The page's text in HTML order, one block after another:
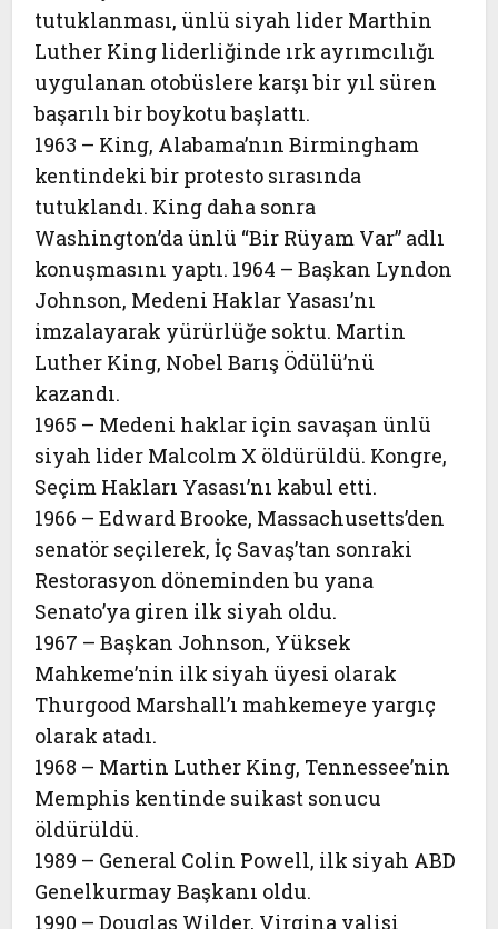
tutuklanması, ünlü siyah lider Marthin
Luther King liderliğinde ırk ayrımcılığı
uygulanan otobüslere karşı bir yıl süren
başarılı bir boykotu başlattı.
1963 – King, Alabama’nın Birmingham
kentindeki bir protesto sırasında
tutuklandı. King daha sonra
Washington’da ünlü “Bir Rüyam Var” adlı
konuşmasını yaptı. 1964 – Başkan Lyndon
Johnson, Medeni Haklar Yasası’nı
imzalayarak yürürlüğe soktu. Martin
Luther King, Nobel Barış Ödülü’nü
kazandı.
1965 – Medeni haklar için savaşan ünlü
siyah lider Malcolm X öldürüldü. Kongre,
Seçim Hakları Yasası’nı kabul etti.
1966 – Edward Brooke, Massachusetts’den
senatör seçilerek, İç Savaş’tan sonraki
Restorasyon döneminden bu yana
Senato’ya giren ilk siyah oldu.
1967 – Başkan Johnson, Yüksek
Mahkeme’nin ilk siyah üyesi olarak
Thurgood Marshall’ı mahkemeye yargıç
olarak atadı.
1968 – Martin Luther King, Tennessee’nin
Memphis kentinde suikast sonucu
öldürüldü.
1989 – General Colin Powell, ilk siyah ABD
Genelkurmay Başkanı oldu.
1990 – Douglas Wilder, Virgina valisi